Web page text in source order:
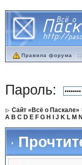
Правила форума ::
Пароль:
Сайт «Всё о Паскале»
A B C D E F G H J K L M N